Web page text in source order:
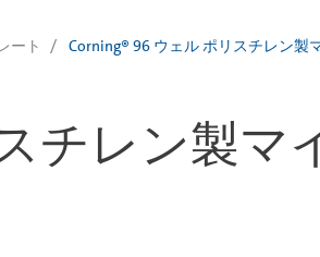
ート Corning® 96 ウェル ポリスチレン製
チレン製マ